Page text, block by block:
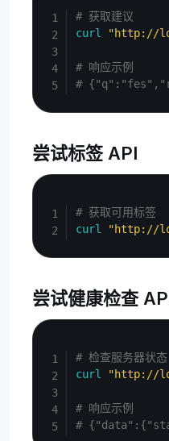
# 获取建议
curl
"http://
# 响应示例
#
尝试标签 API
# 获取可用标签
curl
"http://
尝试健康检查
# 检查服务器状态
curl
"http://
# 响应示例
#